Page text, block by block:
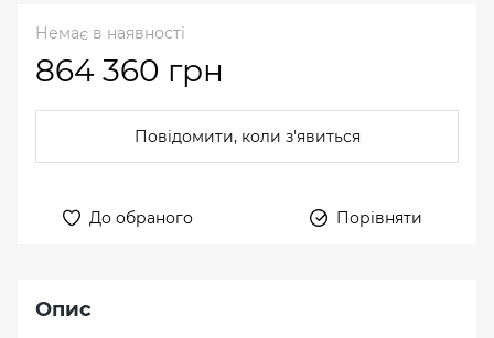
Немає в наявності
864 360 грн
Повідомити, коли з'явиться
До обраного Порівняти
Опис